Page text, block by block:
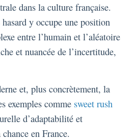
dans la culture française.
y occupe une position
entre l’humain et l’aléatoire
et nuancée de l’incertitude,
et, plus concrètement, la
exemples comme sweet rush
d’adaptabilité et
en France.